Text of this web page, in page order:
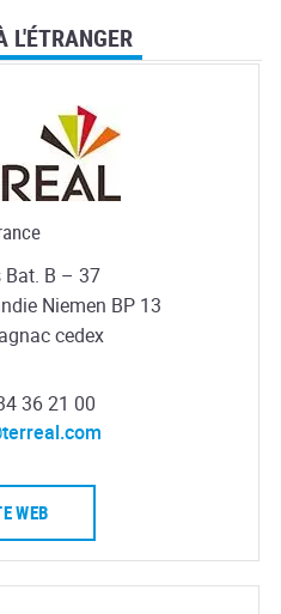
L'ÉTRANGER
B – 37
Niemen BP 13
cedex
36 21 00
WEB